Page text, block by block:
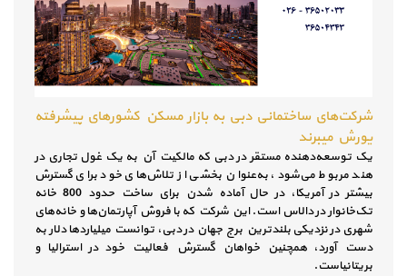
شرکت‌های ساختمانی دبی به بازار مسکن کشورهای پیشرفته
یورش میبرند
یک توسعه‌دهنده مستقر در دبی که مالکیت آن به یک غول تجاری در
هند مربوط می‌شود، به‌عنوان بخشی از تلاش‌های خود برای گسترش
بیشتر در آمریکا، در حال آماده شدن برای ساخت حدود 800 خانه
تک‌خانوار در دالاس است. این شرکت که با فروش آپارتمان‌ها و خانه‌های
شهری در نزدیکی بلندترین برج جهان در دبی، توانست میلیاردها دلار به
دست آورد، همچنین خواهان گسترش فعالیت خود در استرالیا و
بریتانیاست.